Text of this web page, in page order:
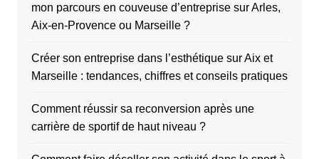
mon parcours en couveuse d’entreprise sur Arles,
Aix-en-Provence ou Marseille ?
Créer son entreprise dans l’esthétique sur Aix et
Marseille : tendances, chiffres et conseils pratiques
Comment réussir sa reconversion après une
carrière de sportif de haut niveau ?